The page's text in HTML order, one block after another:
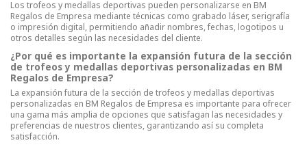
Los trofeos y medallas deportivas pueden personalizarse en BM
Regalos de Empresa mediante técnicas como grabado láser, serigrafía
o impresión digital, permitiendo añadir nombres, fechas, logotipos u
otros detalles según las necesidades del cliente.
¿Por qué es importante la expansión futura de la sección
de trofeos y medallas deportivas personalizadas en BM
Regalos de Empresa?
La expansión futura de la sección de trofeos y medallas deportivas
personalizadas en BM Regalos de Empresa es importante para ofrecer
una gama más amplia de opciones que satisfagan las necesidades y
preferencias de nuestros clientes, garantizando así su completa
satisfacción.